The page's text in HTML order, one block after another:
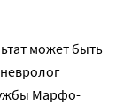
может быть
Марфо-